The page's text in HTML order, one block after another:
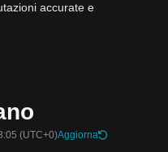
accurate e
(UTC+0)Aggiorna